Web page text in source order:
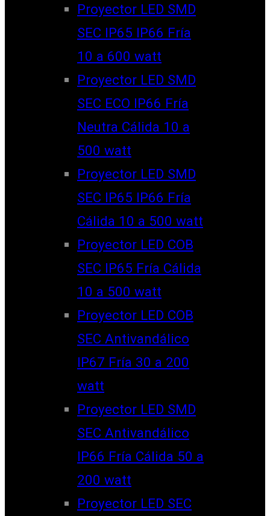
Proyector LED SMD
SEC IP65 IP66 Fría
10 a 600 watt
Proyector LED SMD
SEC ECO IP66 Fría
Neutra Cálida 10 a
500 watt
Proyector LED SMD
SEC IP65 IP66 Fría
Cálida 10 a 500 watt
Proyector LED COB
SEC IP65 Fría Cálida
10 a 500 watt
Proyector LED COB
SEC Antivandálico
IP67 Fría 30 a 200
watt
Proyector LED SMD
SEC Antivandálico
IP66 Fría Cálida 50 a
200 watt
Proyector LED SEC